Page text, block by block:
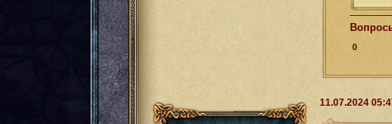
0
11.07.2024